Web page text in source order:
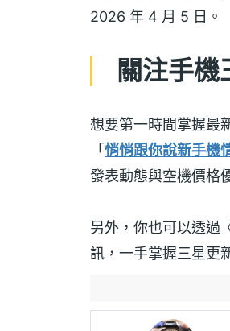
2026 年 4 月 5 日。
關注手
想要第一時間掌握最
「 悄悄跟你說新手機
發表動態與空機價格
另外，你也可以透過
訊，一手掌握三星更